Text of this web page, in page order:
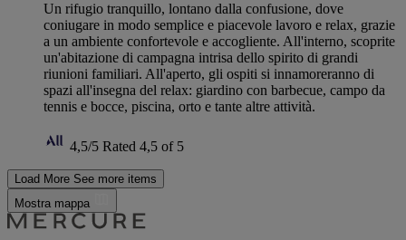
Un rifugio tranquillo, lontano dalla confusione, dove
coniugare in modo semplice e piacevole lavoro e relax, grazie
a un ambiente confortevole e accogliente. All'interno, scoprite
un'abitazione di campagna intrisa dello spirito di grandi
riunioni familiari. All'aperto, gli ospiti si innamoreranno di
spazi all'insegna del relax: giardino con barbecue, campo da
tennis e bocce, piscina, orto e tante altre attività.
4,5/5 Rated 4,5 of 5
Load More See more items
Mostra mappa